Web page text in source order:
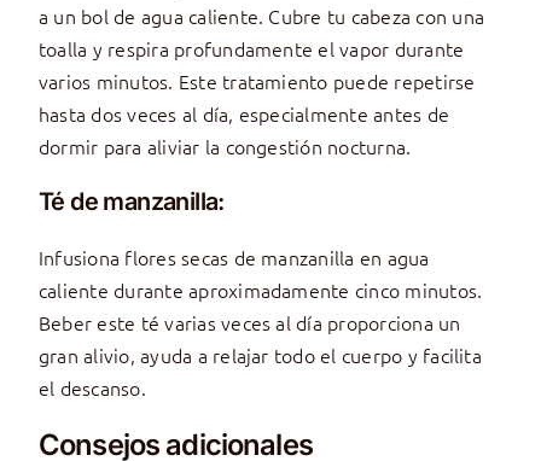
a un bol de agua caliente. Cubre tu cabeza con una
toalla y respira profundamente el vapor durante
varios minutos. Este tratamiento puede repetirse
hasta dos veces al día, especialmente antes de
dormir para aliviar la congestión nocturna.
Té de manzanilla:
Infusiona flores secas de manzanilla en agua
caliente durante aproximadamente cinco minutos.
Beber este té varias veces al día proporciona un
gran alivio, ayuda a relajar todo el cuerpo y facilita
el descanso.
Consejos adicionales